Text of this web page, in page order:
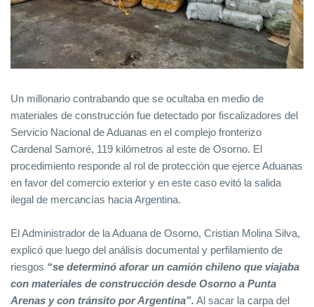
Un millonario contrabando que se ocultaba en medio de
materiales de construcción fue detectado por fiscalizadores del
Servicio Nacional de Aduanas en el complejo fronterizo
Cardenal Samoré, 119 kilómetros al este de Osorno. El
procedimiento responde al rol de protección que ejerce Aduanas
en favor del comercio exterior y en este caso evitó la salida
ilegal de mercancías hacia Argentina.
El Administrador de la Aduana de Osorno, Cristian Molina Silva,
explicó que luego del análisis documental y perfilamiento de
riesgos “se determinó aforar un camión chileno que viajaba
con materiales de construcción desde Osorno a Punta
Arenas y con tránsito por Argentina”. Al sacar la carpa del